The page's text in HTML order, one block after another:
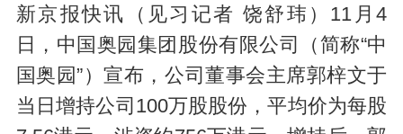
新京报快讯（见习记者 饶舒玮）11月4
日，中国奥园集团股份有限公司（简称“中
国奥园”）宣布，公司董事会主席郭梓文于
当日增持公司100万股股份，平均价为每股